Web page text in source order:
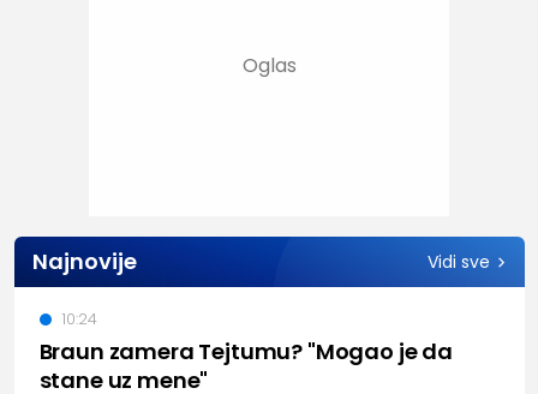
Najnovije Vidi sve
Braun zamera Tejtumu? "Mogao je da
stane uz mene"
10:24